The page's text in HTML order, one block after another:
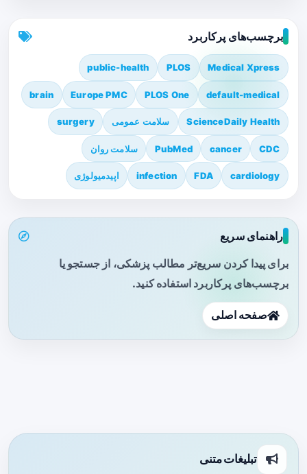
برچسب‌های پرکاربرد
Medical Xpress
PLOS
public-health
default-medical
PLOS One
Europe PMC
brain
ScienceDaily Health سلامت عمومی surgery
CDC
cancer
PubMed سلامت روان
cardiology
FDA
infection اپیدمیولوژی
راهنمای سریع
برای پیدا کردن سریع‌تر مطالب پزشکی، از جستجو یا
برچسب‌های پرکاربرد استفاده کنید.
صفحه اصلی
تبلیغات متنی